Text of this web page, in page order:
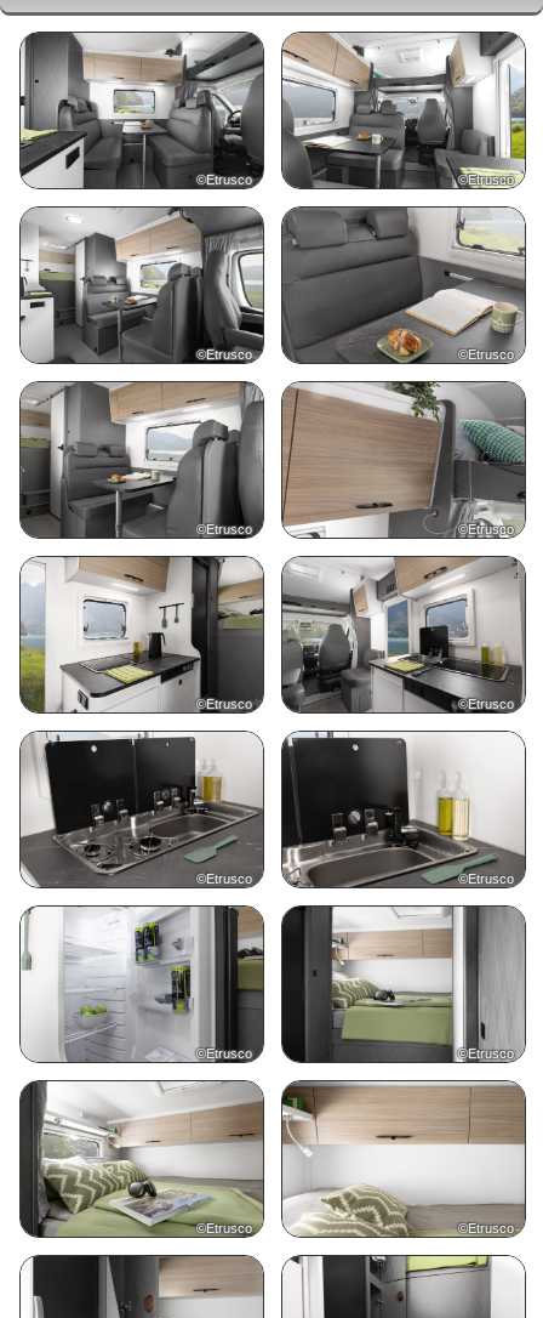
©Etrusco ©Etrusco
©Etrusco ©Etrusco
©Etrusco ©Etrusco
©Etrusco ©Etrusco
©Etrusco ©Etrusco
©Etrusco ©Etrusco
©Etrusco ©Etrusco